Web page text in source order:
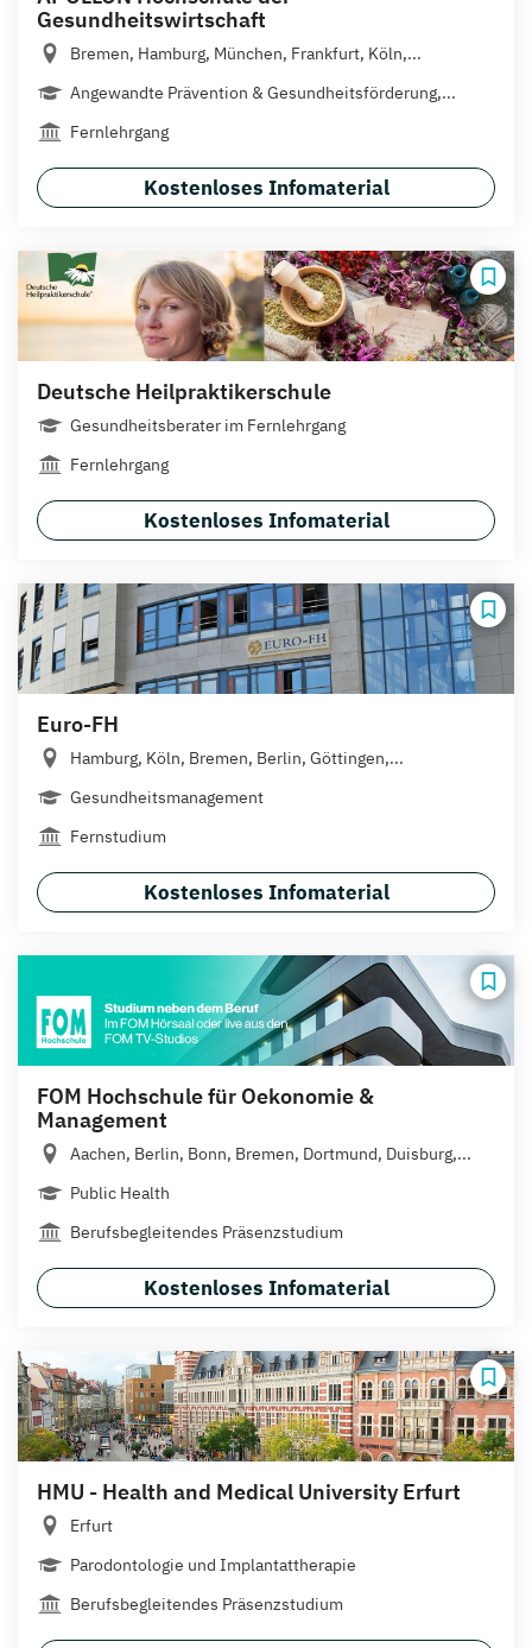
Gesundheitswirtschaft
Bremen, Hamburg, München, Frankfurt, Köln,...
Angewandte Prävention & Gesundheitsförderung,...
Fernlehrgang
Kostenloses Infomaterial
Deutsche Heilpraktikerschule
Gesundheitsberater im Fernlehrgang
Fernlehrgang
Kostenloses Infomaterial
Euro-FH
Hamburg, Köln, Bremen, Berlin, Göttingen,...
Gesundheitsmanagement
Fernstudium
Kostenloses Infomaterial
FOM Hochschule für Oekonomie &
Management
Aachen, Berlin, Bonn, Bremen, Dortmund, Duisburg,...
Public Health
Berufsbegleitendes Präsenzstudium
Kostenloses Infomaterial
HMU - Health and Medical University Erfurt
Erfurt
Parodontologie und Implantattherapie
Berufsbegleitendes Präsenzstudium